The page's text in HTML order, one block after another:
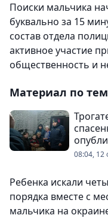
Поиски мальчика
буквально за 15
состав отдела
активное участие
общественность и
Материал по
08:04, 12
Ребенка искали
порядка вместе с
мальчика на